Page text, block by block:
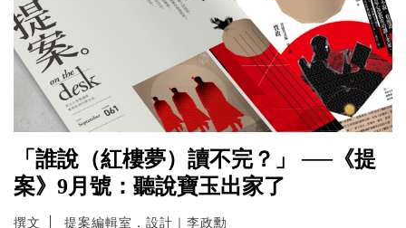
「誰說（紅樓夢）讀不完？」 ──《提
案》9月號：聽說寶玉出家了
撰文 提案編輯室．設計｜李政勳